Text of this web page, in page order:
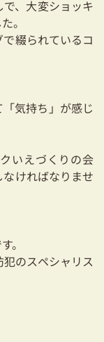
、大変ショッキ
。
綴られているコ
気持ち」が感じ
いえづくりの会
ければなりませ
。
のスペシャリス